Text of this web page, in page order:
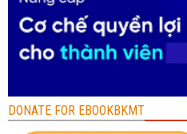
DONATE FOR EBOOKBKMT